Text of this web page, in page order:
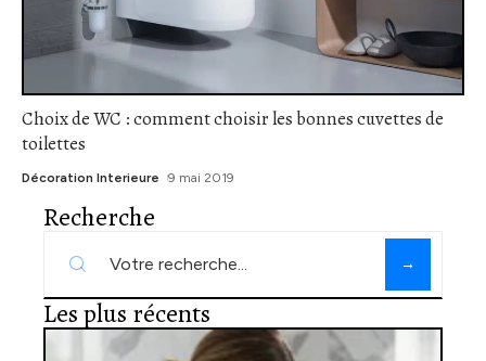
Choix de WC : comment choisir les bonnes cuvettes de
toilettes
Décoration Interieure 9 mai 2019
Recherche
Les plus récents